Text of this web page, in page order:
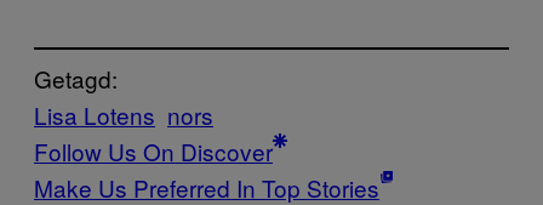
Getagd:
Lisa Lotens nors
Follow Us On Discover
Make Us Preferred In Top Stories